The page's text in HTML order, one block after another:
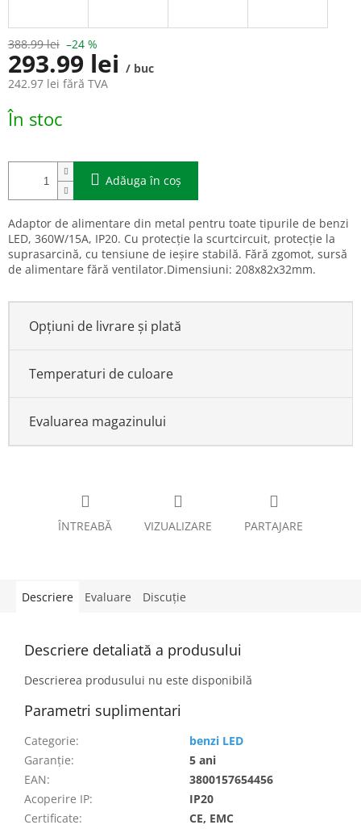
388.99 lei –24 %
293.99 lei / buc
242.97 lei fără TVA
Evaluare
preţ:
În stoc
Adăuga în coş
Adaptor de alimentare din metal pentru toate tipurile de benzi
LED, 360W/15A, IP20. Cu protecție la scurtcircuit, protecție la
suprasarcină, cu tensiune de ieșire stabilă. Fără zgomot, sursă
de alimentare fără ventilator.Dimensiuni: 208x82x32mm.
Opțiuni de livrare și plată
Temperaturi de culoare
Evaluarea magazinului
ÎNTREABĂ VIZUALIZARE PARTAJARE
Descriere Evaluare Discuţie
Descriere detaliată a produsului
Descrierea produsului nu este disponibilă
Parametri suplimentari
Categorie:
benzi LED
Garanţie:
5 ani
EAN:
3800157654456
Acoperire IP:
IP20
Certificate:
CE, EMC